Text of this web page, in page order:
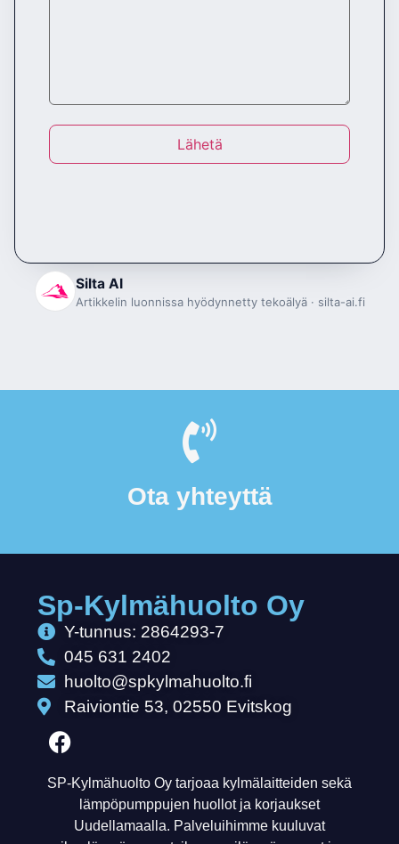
Lähetä
Silta AI
Artikkelin luonnissa hyödynnetty tekoälyä · silta-ai.fi
Ota yhteyttä
Sp-Kylmähuolto Oy
Y-tunnus: 2864293-7
045 631 2402
huolto@spkylmahuolto.fi
Raiviontie 53, 02550 Evitskog
SP-Kylmähuolto Oy tarjoaa kylmälaitteiden sekä
lämpöpumppujen huollot ja korjaukset
Uudellamaalla. Palveluihimme kuuluvat